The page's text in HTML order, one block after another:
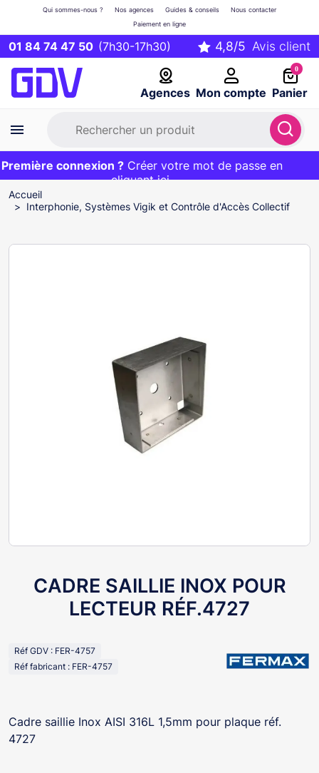
01 84 74 47 50 (7h30-17h30)
Agences Mon compte
Qui sommes-nous ? Nos agences Guides & conseils
Nous contacter
Paiement en ligne
0
Panier
Première commande ?20€ OFFERT sur votre panier
et livraison 24/48h gratuite avec le codeBIENVENUE
connexion ? Créer votre mot de passe en
cliquant ici
EXCLU WEB :
Accueil
Interphonie, Systèmes Vigik et Contrôle d'Accès Collectif
CADRE SAILLIE INOX POUR
LECTEUR RÉF.4727
Réf GDV : FER-4757
Réf fabricant : FER-4757
Cadre saillie Inox AISI 316L 1,5mm pour plaque réf.
4727